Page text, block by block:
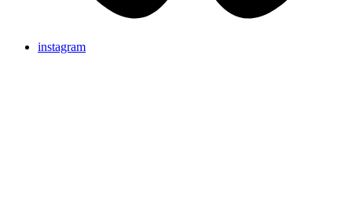
instagram